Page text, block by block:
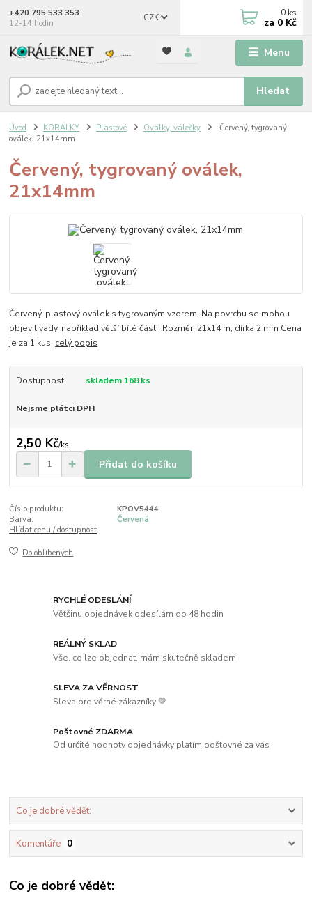
Menu
CZK
Hledat
+420 795 533 353
12-14 hodin
0 ks
za 0 Kč
Úvod KORÁLKY Plastové Oválky, válečky
Červený, tygrovaný
oválek, 21x14mm
Červený, tygrovaný oválek,
21x14mm
Červený, plastový oválek s tygrovaným vzorem. Na povrchu se mohou
objevit vady, například větší bílé části. Rozměr: 21x14 m, dírka 2 mm Cena
je za 1 kus. celý popis
Dostupnost skladem 168 ks
Nejsme plátci DPH
2,50 Kč/ks
Přidat do košíku
Číslo produktu:
KPOV5444
Barva:
Červená
Hlídat cenu / dostupnost
Do oblíbených
RYCHLÉ ODESLÁNÍ
Většinu objednávek odesílám do 48 hodin
REÁLNÝ SKLAD
Vše, co lze objednat, mám skutečně skladem
SLEVA ZA VĚRNOST
Sleva pro věrné zákazníky 💛
Poštovné ZDARMA
Od určité hodnoty objednávky platím poštovné za vás
Co je dobré vědět:
Komentáře 0
Co je dobré vědět: